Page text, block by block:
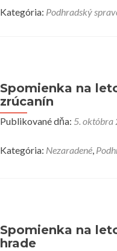
Kategória: Podhradský
Spomienka na
zrúcanín
Publikované dňa: 5. októbra
Kategória: Nezaradené,
Spomienka na
hrade